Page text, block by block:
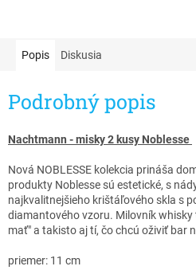
Popis Diskusia
Podrobný popis
Nachtmann - misky 2 kusy Noblesse ​
Nová NOBLESSE kolekcia prináša
produkty Noblesse sú estetické, s
najkvalitnejšieho krištáľového skla s
diamantového vzoru. Milovník
mať" a takisto aj tí, čo chcú oživiť bar
priemer: 11 cm